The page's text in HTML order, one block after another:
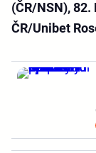
(ČR/NSN), 82.
ČR/Unibet